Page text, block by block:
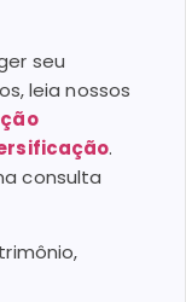
seu
leia nossos
.
consulta